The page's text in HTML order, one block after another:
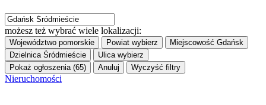
możesz też wybrać wiele lokalizacji:
Województwo pomorskie Powiat wybierz Miejscowość Gdańsk
Dzielnica Śródmieście Ulica wybierz
Pokaż ogłoszenia (65)
Anuluj Wyczyść filtry
Nieruchomości